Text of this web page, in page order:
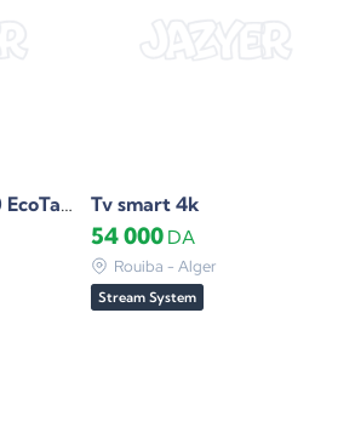
ENCRE EPSON 660 EcoTank Tv smart 4k
54 000 DA
Rouiba - Alger
Stream System